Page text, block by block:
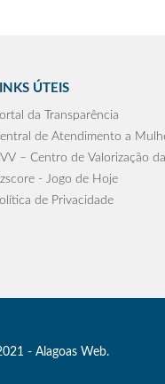
ÚTEIS
da Transparência
de Atendimento a
– Centro de Valorização
- Jogo de Hoje
de Privacidade
- Alagoas Web.